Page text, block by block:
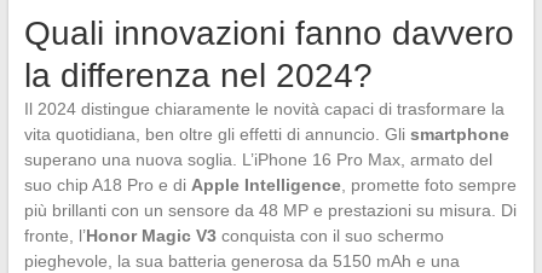
Quali innovazioni fanno davvero
la differenza nel 2024?
Il 2024 distingue chiaramente le novità capaci di trasformare la
vita quotidiana, ben oltre gli effetti di annuncio. Gli smartphone
superano una nuova soglia. L’iPhone 16 Pro Max, armato del
suo chip A18 Pro e di Apple Intelligence, promette foto sempre
più brillanti con un sensore da 48 MP e prestazioni su misura. Di
fronte, l’Honor Magic V3conquista con il suo schermo
pieghevole, la sua batteria generosa da 5150 mAh e una